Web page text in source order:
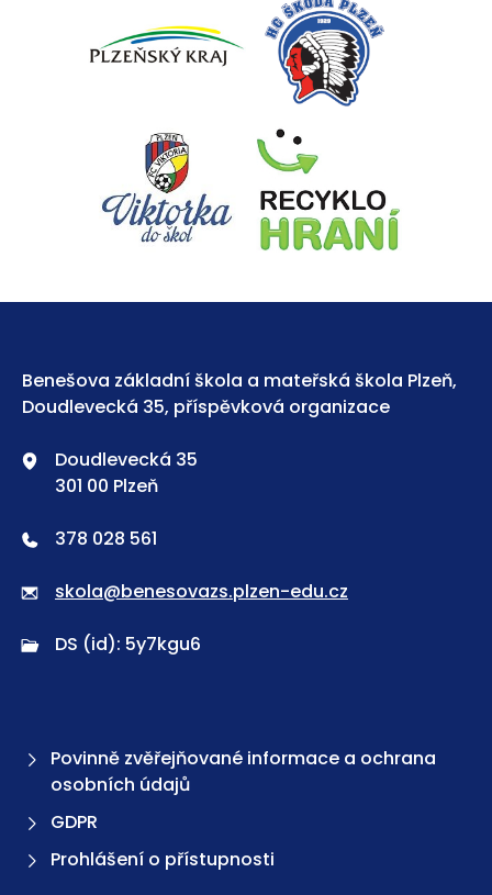
Benešova základní škola a mateřská škola Plzeň,
Doudlevecká 35, příspěvková organizace
Doudlevecká 35
301 00 Plzeň
378 028 561
skola@benesovazs.plzen-edu.cz
DS (id): 5y7kgu6
Povinně zvěřejňované informace a ochrana
osobních údajů
GDPR
Prohlášení o přístupnosti